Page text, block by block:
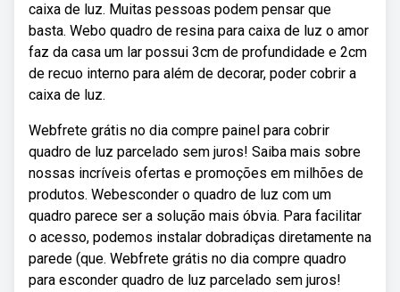
caixa de luz. Muitas pessoas podem pensar que
basta. Webo quadro de resina para caixa de luz o amor
faz da casa um lar possui 3cm de profundidade e 2cm
de recuo interno para além de decorar, poder cobrir a
caixa de luz.
Webfrete grátis no dia compre painel para cobrir
quadro de luz parcelado sem juros! Saiba mais sobre
nossas incríveis ofertas e promoções em milhões de
produtos. Webesconder o quadro de luz com um
quadro parece ser a solução mais óbvia. Para facilitar
o acesso, podemos instalar dobradiças diretamente na
parede (que. Webfrete grátis no dia compre quadro
para esconder quadro de luz parcelado sem juros!